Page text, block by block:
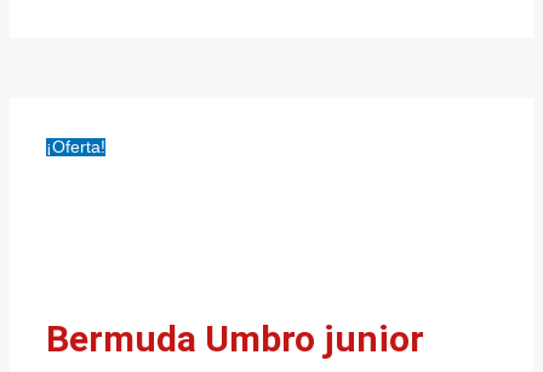
¡Oferta!
Bermuda Umbro junior